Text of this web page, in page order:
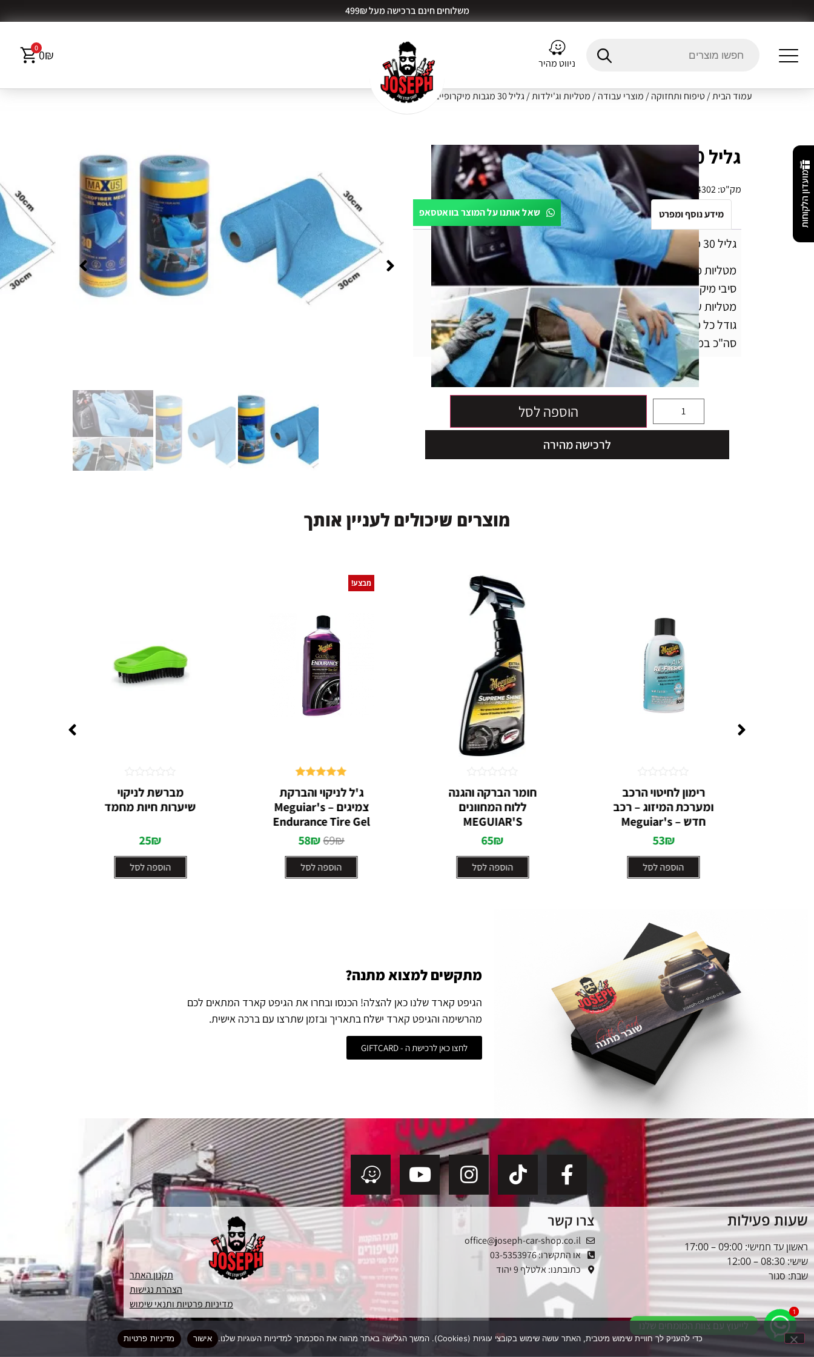
משלוחים חינם ברכישה מעל 499₪
ניווט מהיר
00₪
מועדון הלקוחות
עמוד הבית/טיפוח ותחזוקה/ מוצרי עבודה/ מטליות וג'ילדות/ גליל 30 מגבות מיקרופייבר MAXUS
גליל 30 מגבות מיקרופייבר MAXUS
מק"ט:7290104824302
שאל אותנו על המוצר בוואטסאפ
מידע נוסף ומפרט Fitment Details חוות דעת (0)
גליל 30 מגבות מיקרופייבר MAXUS
מטליות מיקרופייבר איכותיות ועבות במיוחד לניקוי כללי
סיבי מיקרופייבר איכותיים וחזקים במיוחד לניקוי יסודי
מטליות עבות ורכות במיוחד
גודל כל מטלית לאחר חיתוך 30*30 ס״מ
סה"כ במארז 30 מגבות !
69₪
הוספה לסל
לרכישה מהירה
מוצרים שיכולים לעניין אותך
רימון לחיטוי הרכב
ומערכת המיזוג – רכב
חדש – Meguiar's
53₪
הוספה לסל
0
מתוך
חומר הברקה והגנה
ללוח המחוונים
MEGUIAR'S
65₪
הוספה לסל
0
מתוך
5
מבצע!
ג'ל לניקוי והברקת
צמיגים – Meguiar's
Endurance Tire Gel
69₪
58₪
הוספה לסל
מתוך 5
מברשת לניקוי
שיערות חיות מחמד
25₪
הוספה לסל
0
מתוך
5
מתקשים למצוא מתנה?
הגיפט קארד שלנו כאן להצלה! הכנסו ובחרו את הגיפט קארד המתאים לכם
מהרשימה והגיפט קארד ישלח בתאריך ובזמן שתרצו עם ברכה אישית.
לחצו כאן לרכישת ה - GIFTCARD
שעות פעילות
ראשון עד חמישי: 09:00 – 17:00
שישי: 08:30 – 12:00
שבת: סגור
צרו קשר
office@joseph-car-shop.co.il
או התקשרו: 03-5353976
כתובתנו: אלטלף 9 יהוד
תקנון האתר
הצהרת נגישות
מדיניות פרטיות ותנאי שימוש
נבנה ב ע"י בן - ג'ט בניית אתריםכדי להעניק לך חוויית שימוש מיטבית, האתר עושה שימוש בקובצי עוגיות (Cookies). המשך הגלישה באתר מהווה את הסכמתך למדיניות העוגיות שלנו. אישור מדיניות פרטיות
לייעוץ עם צוות המומחים שלנו
11